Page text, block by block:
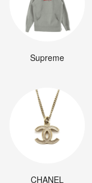
Supreme
CHANEL